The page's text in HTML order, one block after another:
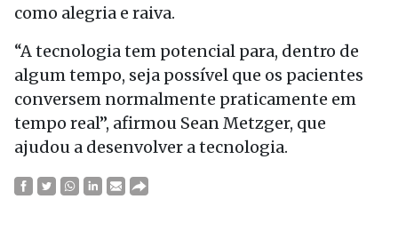
como alegria e raiva.
“A tecnologia tem potencial para, dentro de
algum tempo, seja possível que os pacientes
conversem normalmente praticamente em
tempo real”, afirmou Sean Metzger, que
ajudou a desenvolver a tecnologia.